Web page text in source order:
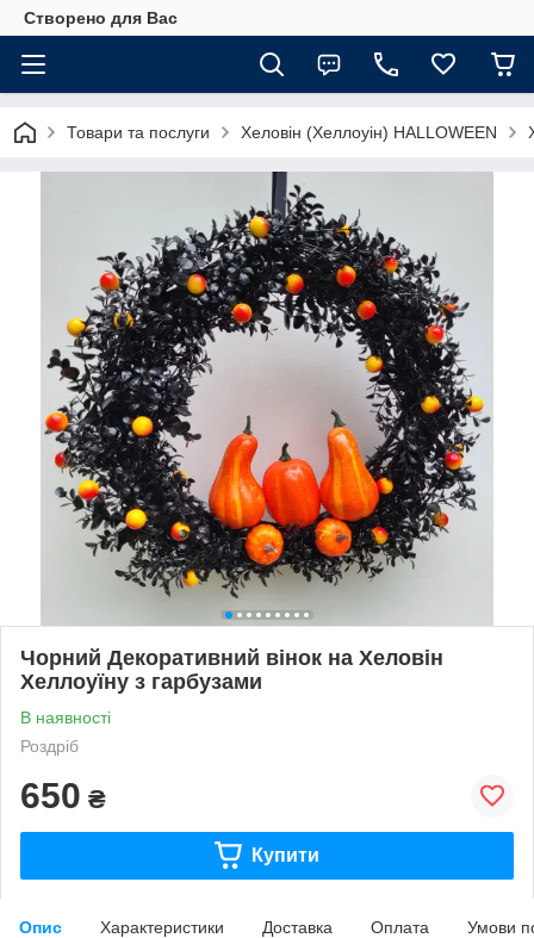
Створено для Вас
Товари та послуги Хеловін (Хеллоуін) HALLOWEEN
Чорний Декоративний вінок на Хеловін
Хеллоуїну з гарбузами
В наявності
Роздріб
650 ₴
Купити
Опис Характеристики Доставка Оплата Умови